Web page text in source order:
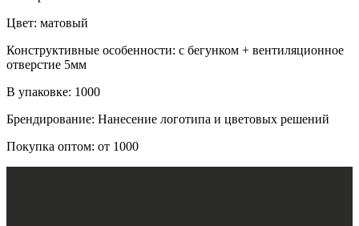
Цвет: матовый
Конструктивные особенности: с бегунком + вентиляционное
отверстие 5мм
В упаковке: 1000
Брендирование: Нанесение логотипа и цветовых решений
Покупка оптом: от 1000